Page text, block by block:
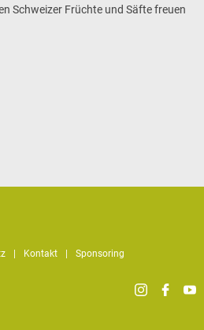
Schweizer Früchte und Säfte freuen
Kontakt Sponsoring